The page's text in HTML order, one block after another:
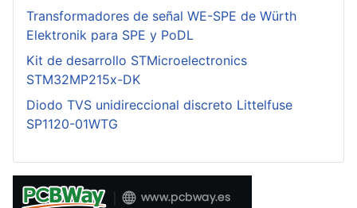
Transformadores de señal WE-SPE de Würth
Elektronik para SPE y PoDL
Kit de desarrollo STMicroelectronics
STM32MP215x-DK
Diodo TVS unidireccional discreto Littelfuse
SP1120-01WTG